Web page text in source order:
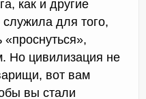
как и другие
служила для того,
Но цивилизация не
вот вам
вы стали